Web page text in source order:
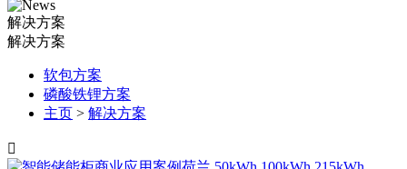
解决方案
解决方案
软包方案
磷酸铁锂方案
主页 > 解决方案
